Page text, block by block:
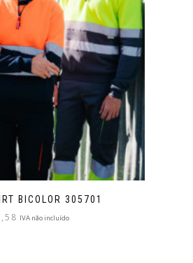
BICOLOR 305701
IVA não incluído